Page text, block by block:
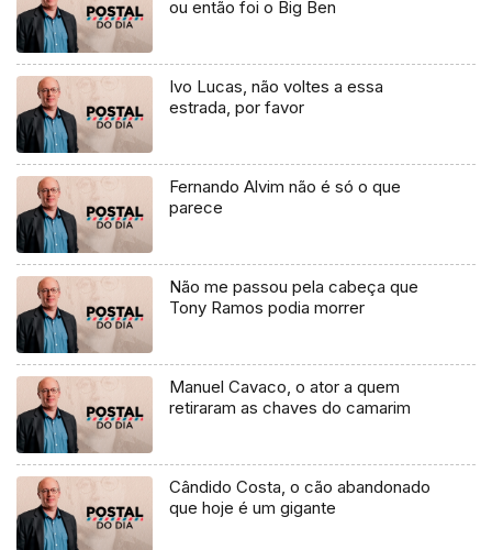
ou então foi o Big Ben
Ivo Lucas, não voltes a essa
estrada, por favor
Fernando Alvim não é só o que
parece
Não me passou pela cabeça que
Tony Ramos podia morrer
Manuel Cavaco, o ator a quem
retiraram as chaves do camarim
Cândido Costa, o cão abandonado
que hoje é um gigante